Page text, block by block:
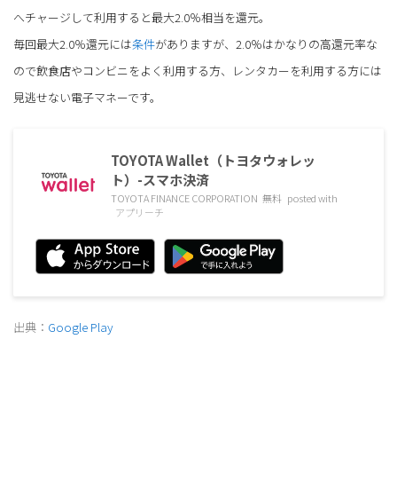
へチャージして利用すると最大2.0％相当を還元。
毎回最大2.0％還元には条件がありますが、2.0％はかなりの高還元率な
ので飲食店やコンビニをよく利用する方、レンタカーを利用する方には
見逃せない電子マネーです。
TOYOTA Wallet（トヨタウォレッ
ト）-スマホ決済
TOYOTA FINANCE CORPORATION 無料 posted with
アプリーチ
出典： Google Play